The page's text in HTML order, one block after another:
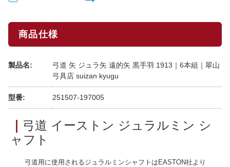
商品仕様
製品名:
弓道 矢 ジュラ矢 遠的矢 黒手羽 1913｜6本組｜翠山
弓具店 suizan kyugu
型番: 251507-197005
弓道 イーストン ジュラルミン シ
ャフト
弓道用に使用されるジュラルミンシャフトはEASTON社より